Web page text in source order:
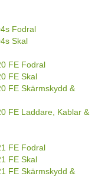
Fodral
Skal
FE Fodral
FE Skal
FE Skärmskydd &
FE Laddare, Kablar &
FE Fodral
FE Skal
FE Skärmskydd &